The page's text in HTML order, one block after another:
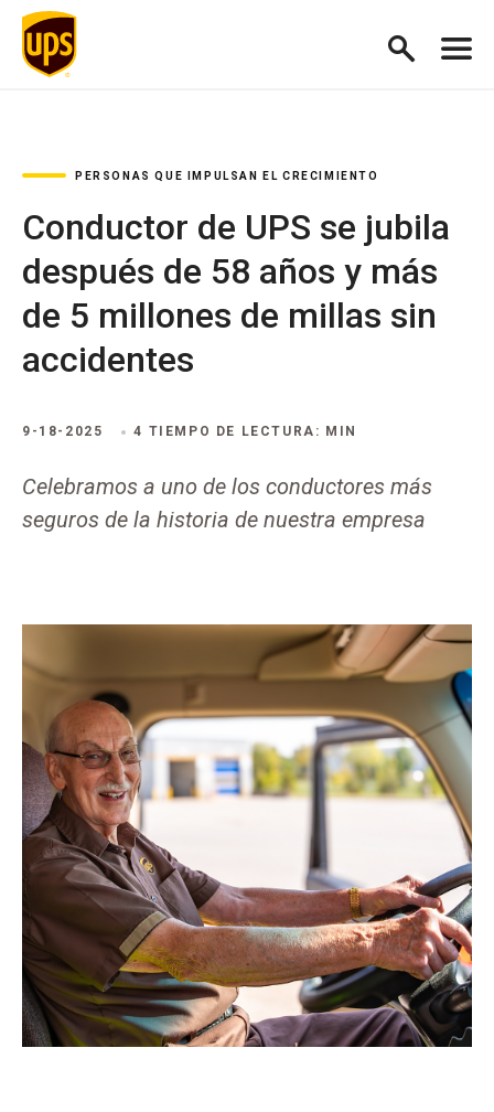
PERSONAS QUE IMPULSAN EL CRECIMIENTO
Conductor de UPS se jubila
después de 58 años y más
de 5 millones de millas sin
accidentes
9-18-2025 4 TIEMPO DE LECTURA: MIN
Celebramos a uno de los conductores más
seguros de la historia de nuestra empresa